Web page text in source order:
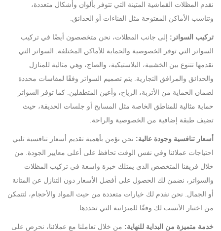
نقدم المظلات القماشية المتينة التي تتوفر بألوان وأشكال متعددة،
وتناسب الأماكن المفتوحة مثل الفناءات أو الحدائق.
تركيب السواتر: إلى جانب المظلات، نحن متخصصون أيضًا في تركيب
السواتر التي توفر الخصوصية والحماية للأماكن المختلفة. السواتر التي
نقدمها تتنوع بين الخشبية، البلاستيكية، والصاج، وهي مثالية للمنازل
والحدائق والمرافق التجارية. يتم تصميم السواتر وفقًا لمقاسات محددة
لضمان الحماية من الأتربة، الرياح، وأعين المتطفلين. كما توفر السواتر
حماية مثالية للمناطق الخاصة مثل المسابح أو جلسات الحديقة، حيث
تضيف طبقة إضافية من الخصوصية والراحة.
أسعار تنافسية وجودة عالية: نحن نؤمن بأهمية تقديم أسعار تنافسية تلبي
احتياجات عملائنا وفي نفس الوقت تحافظ على أعلى معايير الجودة. من
خلال فريقنا المتخصص الذي يمتلك خبرة واسعة في تركيب المظلات
والسواتر، نضمن لك الحصول على أفضل الأسعار دون التنازل عن المتانة
أو الجمال. نحن نقدم لك خيارات متعددة من حيث المواد والأحجام، لتتمكن
من اختيار الأنسب لك وفقًا للميزانية التي تحددها.
خدمة متميزة من البداية للنهاية: من خلال تعاملنا مع عملائنا، نحرص على